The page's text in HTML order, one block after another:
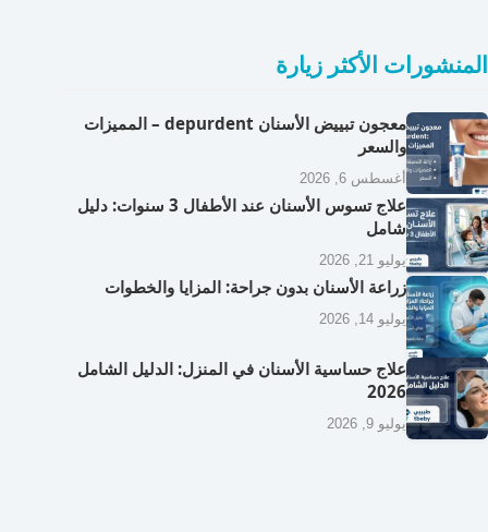
المنشورات الأكثر زيارة
معجون تبييض الأسنان depurdent – المميزات
والسعر
أغسطس 6, 2026
علاج تسوس الأسنان عند الأطفال 3 سنوات: دليل
شامل
يوليو 21, 2026
زراعة الأسنان بدون جراحة: المزايا والخطوات
يوليو 14, 2026
علاج حساسية الأسنان في المنزل: الدليل الشامل
2026
يوليو 9, 2026